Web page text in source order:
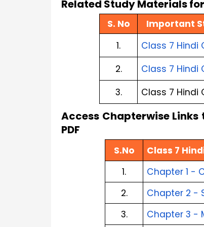
Related Study Materials
S. No
Important
1.
Class 7 Hindi
2.
Class 7 Hindi
3.
Class 7 Hindi
Access Chapterwise Links
PDF
S.No
Class 7
1.
Chapter 1 -
2.
Chapter 2 -
3.
Chapter 3 -